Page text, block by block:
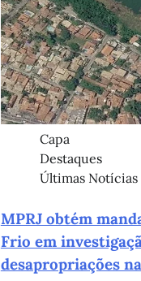
Capa
Destaques
Últimas Notícias
MPRJ obtém
Frio em
desapropriações